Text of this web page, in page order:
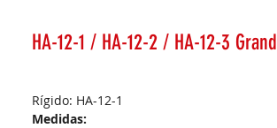
HA-12-1 / HA-12-2 / HA-12-3 Grand
Rígido: HA-12-1
Medidas: